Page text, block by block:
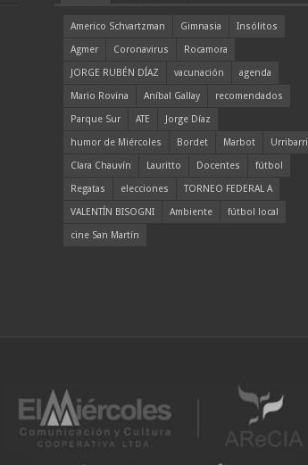
Americo Schvartzman Gimnasia
Insólitos
Agmer
Coronavirus
Rocamora
JORGE RUBÉN DÍAZ
vacunación
agenda
Mario Rovina
Aníbal Gallay
recomendados
Parque Sur
ATE
Jorge Díaz
humor de Miércoles
Bordet Marbot
Urribarri
Clara Chauvín
Lauritto Docentes
fútbol
Regatas
elecciones
TORNEO FEDERAL A
VALENTÍN BISOGNI
Ambiente
fútbol local
cine San Martín